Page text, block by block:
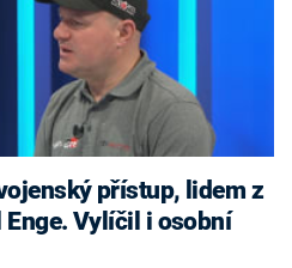
Enge. Vylíčil i osobní